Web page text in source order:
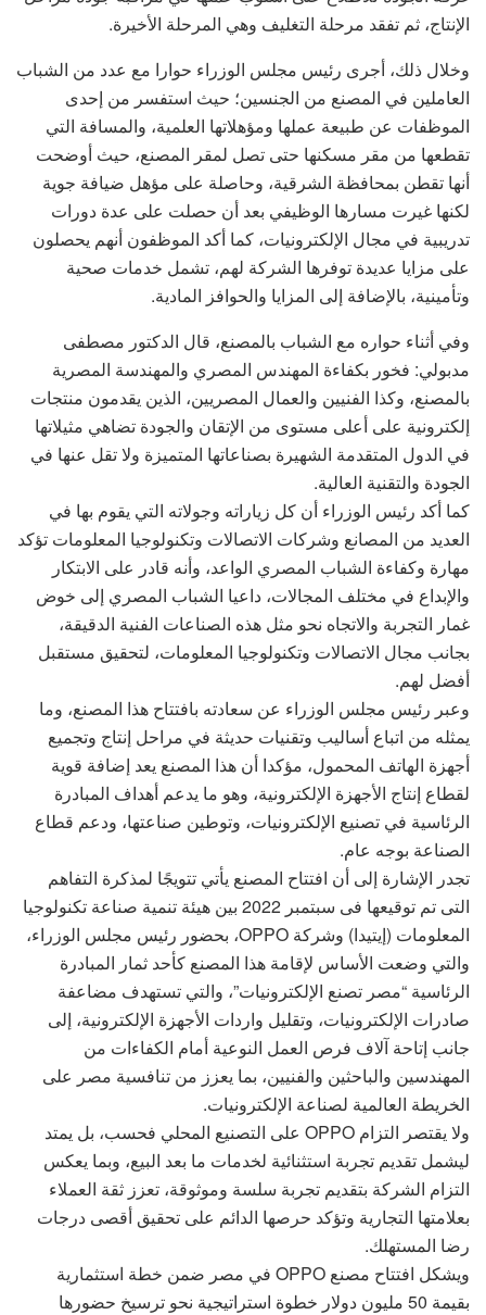
الإنتاج، ثم تفقد مرحلة التغليف وهي المرحلة الأخيرة.
وخلال ذلك، أجرى رئيس مجلس الوزراء حوارا مع عدد من الشباب
العاملين في المصنع من الجنسين؛ حيث استفسر من إحدى
الموظفات عن طبيعة عملها ومؤهلاتها العلمية، والمسافة التي
تقطعها من مقر مسكنها حتى تصل لمقر المصنع، حيث أوضحت
أنها تقطن بمحافظة الشرقية، وحاصلة على مؤهل ضيافة جوية
لكنها غيرت مسارها الوظيفي بعد أن حصلت على عدة دورات
تدريبية في مجال الإلكترونيات، كما أكد الموظفون أنهم يحصلون
على مزايا عديدة توفرها الشركة لهم، تشمل خدمات صحية
وتأمينية، بالإضافة إلى المزايا والحوافز المادية.
وفي أثناء حواره مع الشباب بالمصنع، قال الدكتور مصطفى
مدبولي: فخور بكفاءة المهندس المصري والمهندسة المصرية
بالمصنع، وكذا الفنيين والعمال المصريين، الذين يقدمون منتجات
إلكترونية على أعلى مستوى من الإتقان والجودة تضاهي مثيلاتها
في الدول المتقدمة الشهيرة بصناعاتها المتميزة ولا تقل عنها في
الجودة والتقنية العالية.
كما أكد رئيس الوزراء أن كل زياراته وجولاته التي يقوم بها في
العديد من المصانع وشركات الاتصالات وتكنولوجيا المعلومات تؤكد
مهارة وكفاءة الشباب المصري الواعد، وأنه قادر على الابتكار
والإبداع في مختلف المجالات، داعيا الشباب المصري إلى خوض
غمار التجربة والاتجاه نحو مثل هذه الصناعات الفنية الدقيقة،
بجانب مجال الاتصالات وتكنولوجيا المعلومات، لتحقيق مستقبل
أفضل لهم.
وعبر رئيس مجلس الوزراء عن سعادته بافتتاح هذا المصنع، وما
يمثله من اتباع أساليب وتقنيات حديثة في مراحل إنتاج وتجميع
أجهزة الهاتف المحمول، مؤكدا أن هذا المصنع يعد إضافة قوية
لقطاع إنتاج الأجهزة الإلكترونية، وهو ما يدعم أهداف المبادرة
الرئاسية في تصنيع الإلكترونيات، وتوطين صناعتها، ودعم قطاع
الصناعة بوجه عام.
تجدر الإشارة إلى أن افتتاح المصنع يأتي تتويجًا لمذكرة التفاهم
التى تم توقيعها فى سبتمبر 2022 بين هيئة تنمية صناعة تكنولوجيا
المعلومات (إيتيدا) وشركة OPPO، بحضور رئيس مجلس الوزراء،
والتي وضعت الأساس لإقامة هذا المصنع كأحد ثمار المبادرة
الرئاسية “مصر تصنع الإلكترونيات”، والتي تستهدف مضاعفة
صادرات الإلكترونيات، وتقليل واردات الأجهزة الإلكترونية، إلى
جانب إتاحة آلاف فرص العمل النوعية أمام الكفاءات من
المهندسين والباحثين والفنيين، بما يعزز من تنافسية مصر على
الخريطة العالمية لصناعة الإلكترونيات.
ولا يقتصر التزام OPPO على التصنيع المحلي فحسب، بل يمتد
ليشمل تقديم تجربة استثنائية لخدمات ما بعد البيع، وبما يعكس
التزام الشركة بتقديم تجربة سلسة وموثوقة، تعزز ثقة العملاء
بعلامتها التجارية وتؤكد حرصها الدائم على تحقيق أقصى درجات
رضا المستهلك.
ويشكل افتتاح مصنع OPPO في مصر ضمن خطة استثمارية
بقيمة 50 مليون دولار خطوة استراتيجية نحو ترسيخ حضورها